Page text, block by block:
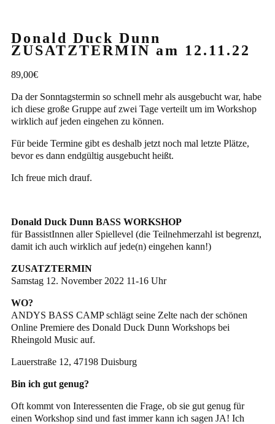
Donald Duck Dunn
ZUSATZTERMIN am 12.11.22
89,00€
Da der Sonntagstermin so schnell mehr als ausgebucht war, habe
ich diese große Gruppe auf zwei Tage verteilt um im Workshop
wirklich auf jeden eingehen zu können.
Für beide Termine gibt es deshalb jetzt noch mal letzte Plätze,
bevor es dann endgültig ausgebucht heißt.
Ich freue mich drauf.
Donald Duck Dunn BASS WORKSHOP
für BassistInnen aller Spiellevel (die Teilnehmerzahl ist begrenzt,
damit ich auch wirklich auf jede(n) eingehen kann!)
ZUSATZTERMIN
Samstag 12. November 2022 11-16 Uhr
WO?
ANDYS BASS CAMP schlägt seine Zelte nach der schönen
Online Premiere des Donald Duck Dunn Workshops bei
Rheingold Music auf.
Lauerstraße 12, 47198 Duisburg
Bin ich gut genug?
Oft kommt von Interessenten die Frage, ob sie gut genug für
einen Workshop sind und fast immer kann ich sagen JA! Ich